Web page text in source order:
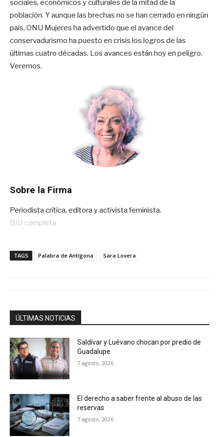
sociales, económicos y culturales de la mitad de la
población. Y aunque las brechas no se han cerrado en ningún
país, ONU Mujeres ha advertido que el avance del
conservadurismo ha puesto en crisis los logros de las
últimas cuatro décadas. Los avances están hoy en peligro.
Veremos.
Sobre la Firma
Periodista crítica, editora y activista feminista.
BIO completa
TAGS Palabra de Antígona Sara Lovera
ÚLTIMAS NOTICIAS
Saldívar y Luévano chocan por predio de
Guadalupe
7 agosto, 2026
El derecho a saber frente al abuso de las
reservas
7 agosto, 2026